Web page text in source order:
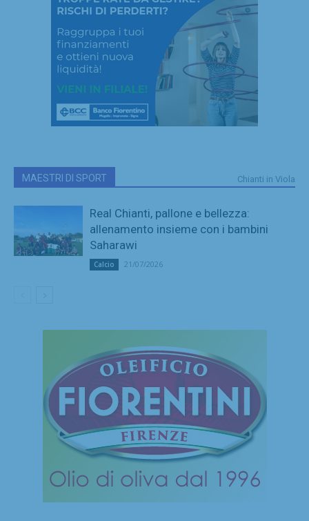
MAESTRI DI SPORT Chianti in Viola
Real Chianti, pallone e bellezza:
allenamento insieme con i bambini
Saharawi
Calcio 21/07/2026